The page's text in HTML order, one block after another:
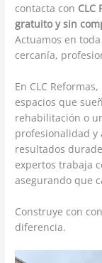
contacta con CLC
gratuito y sin
Actuamos en
cercanía,
En CLC
espacios que
rehabilitación o
profesionalidad y
resultados
expertos trabaja
asegurando que
Construye con
diferencia.